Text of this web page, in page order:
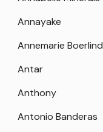
Annayake
Annemarie Boerlind
Antar
Anthony
Antonio Banderas